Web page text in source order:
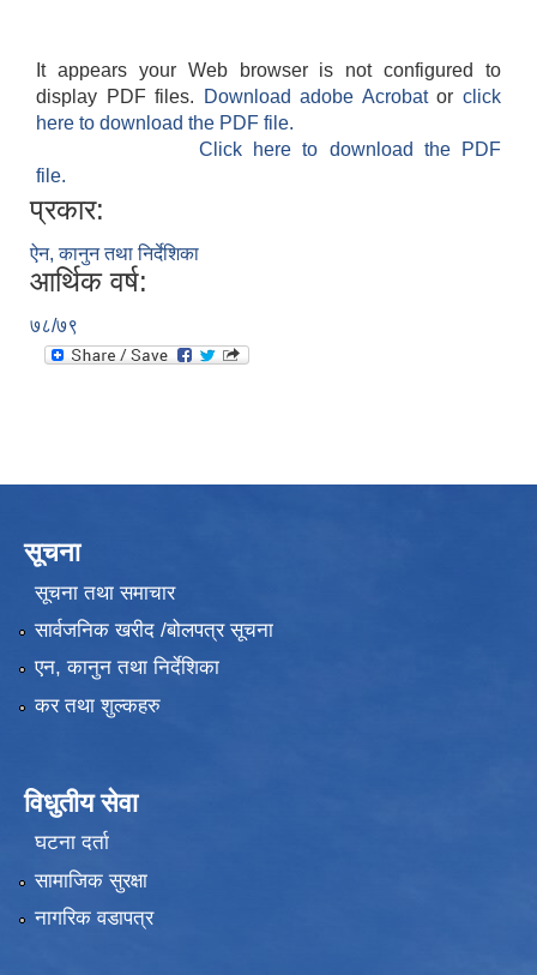
It appears your Web browser is not configured to
display PDF files.
Download adobe Acrobatorclick
here to download the PDF file.
Click here to download the PDF
file.
प्रकार:
ऐन, कानुन तथा निर्देशिका
आर्थिक वर्ष:
७८/७९
सूचना
सूचना तथा समाचार
सार्वजनिक खरीद /बोलपत्र सूचना
एन, कानुन तथा निर्देशिका
कर तथा शुल्कहरु
विधुतीय सेवा
घटना दर्ता
सामाजिक सुरक्षा
नागरिक वडापत्र